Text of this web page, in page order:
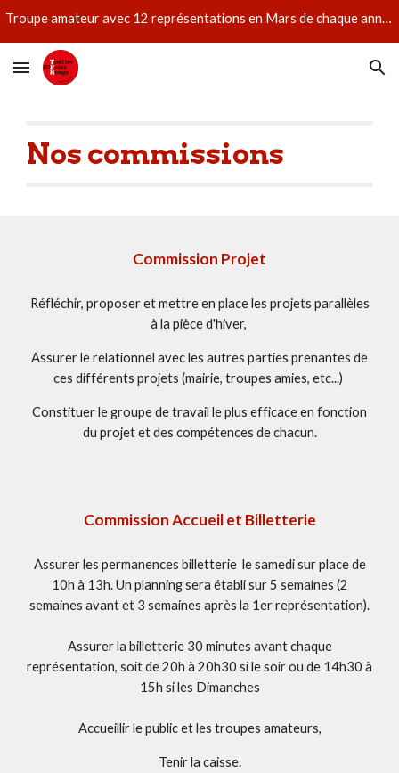
Troupe amateur avec 12 représentations en Mars de chaque année et aussi des ateliers jeunes et adultes. Nos intervenants sont des professionnels
Nos commissions
Commission Projet
Réfléchir, proposer et mettre en place les projets parallèles
à la pièce d'hiver,
Assurer le relationnel avec les autres parties prenantes de
ces différents projets (mairie, troupes amies, etc...)
Constituer le groupe de travail le plus efficace en fonction
du projet et des compétences de chacun.
Commission Accueil et Billetterie
Assurer les permanences billetterie le samedi sur place de
10h à 13h. Un planning sera établi sur 5 semaines (2
semaines avant et 3 semaines après la 1er représentation).
Assurer la billetterie 30 minutes avant chaque
représentation, soit de 20h à 20h30 si le soir ou de 14h30 à
15h si les Dimanches
Accueillir le public et les troupes amateurs,
Tenir la caisse.